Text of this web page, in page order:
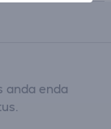
anda enda